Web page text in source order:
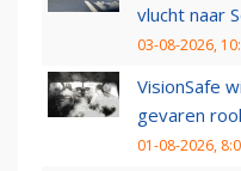
vlucht naar
03-08-2026,
VisionSafe
gevaren
01-08-2026,